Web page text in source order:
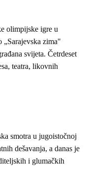
olimpijske igre u
„Sarajevska zima"
svijeta. Četrdeset
teatra, likovnih
smotra u jugoistočnoj
dešavanja, a danas je
i glumačkih